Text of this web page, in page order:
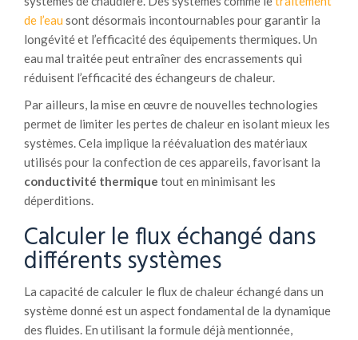
de l’eau sont désormais incontournables pour garantir la
longévité et l’efficacité des équipements thermiques. Un
eau mal traitée peut entraîner des encrassements qui
réduisent l’efficacité des échangeurs de chaleur.
Par ailleurs, la mise en œuvre de nouvelles technologies
permet de limiter les pertes de chaleur en isolant mieux les
systèmes. Cela implique la réévaluation des matériaux
utilisés pour la confection de ces appareils, favorisant la
conductivité thermique tout en minimisant les
déperditions.
Calculer le flux échangé dans
différents systèmes
La capacité de calculer le flux de chaleur échangé dans un
système donné est un aspect fondamental de la dynamique
des fluides. En utilisant la formule déjà mentionnée,